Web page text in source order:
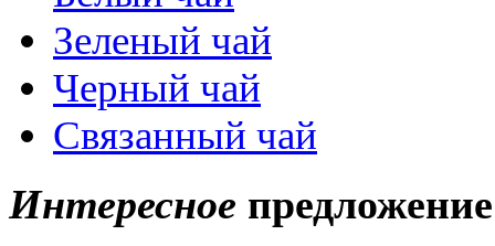
Зеленый чай
Черный чай
Связанный чай
Интересное предложение